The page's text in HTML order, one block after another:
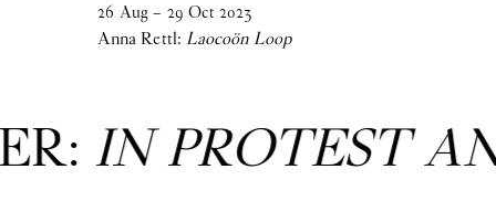
26 Aug – 29 Oct 2023
Anna Rettl: Laocoön Loop
IN PROTEST